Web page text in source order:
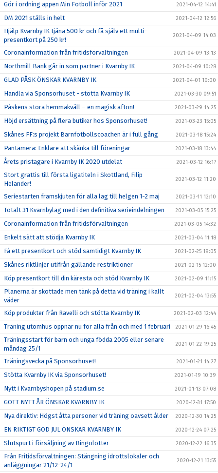
Gör i ordning appen Min Fotboll inför 2021 2021-04-12 14:41
DM 2021 ställs in helt 2021-04-12 12:56
Hjälp Kvarnby IK tjäna 500 kr och få själv ett multi-
presentkort på 250 kr!
2021-04-09 14:03
Coronainformation från fritidsförvaltningen 2021-04-09 13:13
Northmill Bank går in som partner i Kvarnby IK 2021-04-09 10:28
GLAD PÅSK ÖNSKAR KVARNBY IK 2021-04-01 10:00
Handla via Sponsorhuset - stötta Kvarnby IK 2021-03-30 09:51
Påskens stora hemmakväll – en magisk afton! 2021-03-29 14:25
Höjd ersättning på flera butiker hos Sponsorhuset! 2021-03-23 15:05
Skånes FF:s projekt Barnfotbollscoachen är i full gång 2021-03-18 15:24
Pantamera: Enklare att skänka till föreningar 2021-03-18 13:44
Årets pristagare i Kvarnby IK 2020 utdelat 2021-03-12 16:17
Stort grattis till första ligatiteln i Skottland, Filip
Helander!
2021-03-12 11:20
Seriestarten framskjuten för alla lag till helgen 1-2 maj 2021-03-11 12:10
Totalt 31 Kvarnbylag med i den definitiva serieindelningen 2021-03-05 15:25
Coronainformation från fritidsförvaltningen 2021-03-05 14:32
Enkelt sätt att stödja Kvarnby IK 2021-03-04 11:18
Få ett presentkort och stöd samtidigt Kvarnby IK 2021-02-25 19:05
Skånes riktlinjer utifrån gällande restriktioner 2021-02-15 12:00
Köp presentkort till din käresta och stöd Kvarnby IK 2021-02-09 11:15
Planerna är skottade men tänk på detta vid träning i kallt
väder
2021-02-04 13:55
Köp produkter från Ravelli och stötta Kvarnby IK 2021-02-03 12:44
Träning utomhus öppnar nu för alla från och med 1 februari 2021-01-29 16:45
Träningsstart för barn och unga födda 2005 eller senare
måndag 25/1
2021-01-22 19:25
Träningsvecka på Sponsorhuset! 2021-01-21 14:27
Stötta Kvarnby IK via Sponsorhuset! 2021-01-19 10:39
Nytt i Kvarnbyshopen på stadium.se 2021-01-13 07:08
GOTT NYTT ÅR ÖNSKAR KVARNBY IK 2020-12-31 17:50
Nya direktiv: Högst åtta personer vid träning oavsett ålder 2020-12-30 14:25
EN RIKTIGT GOD JUL ÖNSKAR KVARNBY IK 2020-12-24 07:25
Slutspurt i försäljning av Bingolotter 2020-12-22 16:35
Från Fritidsförvaltningen: Stängning idrottslokaler och
anläggningar 21/12-24/1
2020-12-21 13:55